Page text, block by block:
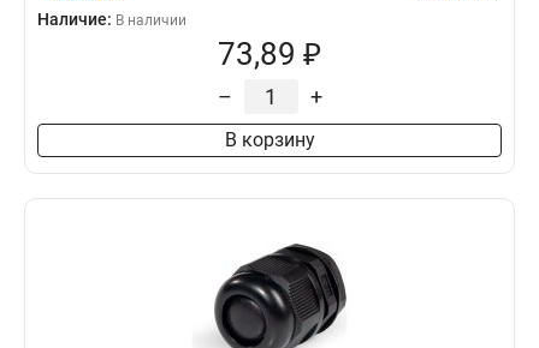
Наличие: В наличии
73,89 ₽
– +
В корзину